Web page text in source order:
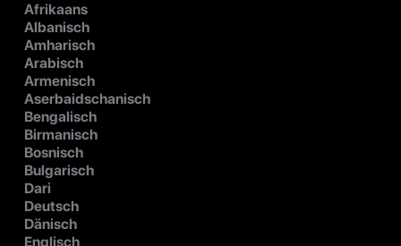
Afrikaans
Albanisch
Amharisch
Arabisch
Armenisch
Aserbaidschanisch
Bengalisch
Birmanisch
Bosnisch
Bulgarisch
Dari
Deutsch
Dänisch
Englisch